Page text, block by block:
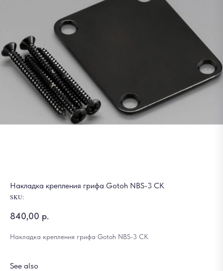
Накладка крепления грифа Gotoh NBS-3 CK
SKU:
840,00 р.
Накладка крепления грифа Gotoh NBS-3 CK
See also